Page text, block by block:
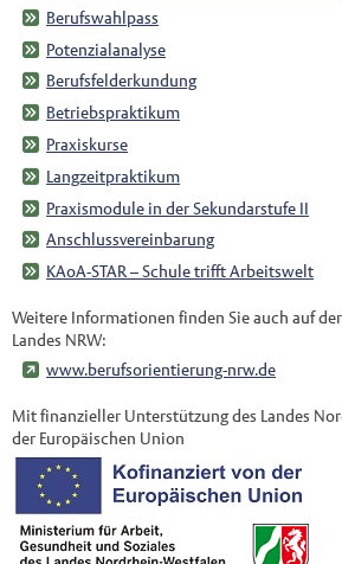
Berufswahlpass
Potenzialanalyse
Berufsfelderkundung
Betriebspraktikum
Praxiskurse
Langzeitpraktikum
Praxismodule in der Sekundarstufe II
Anschlussvereinbarung
KAoA-STAR – Schule trifft Arbeitswelt
Weitere Informationen finden Sie auch auf
Landes NRW:
www.berufsorientierung-nrw.de
Mit finanzieller Unterstützung des Landes
der Europäischen Union